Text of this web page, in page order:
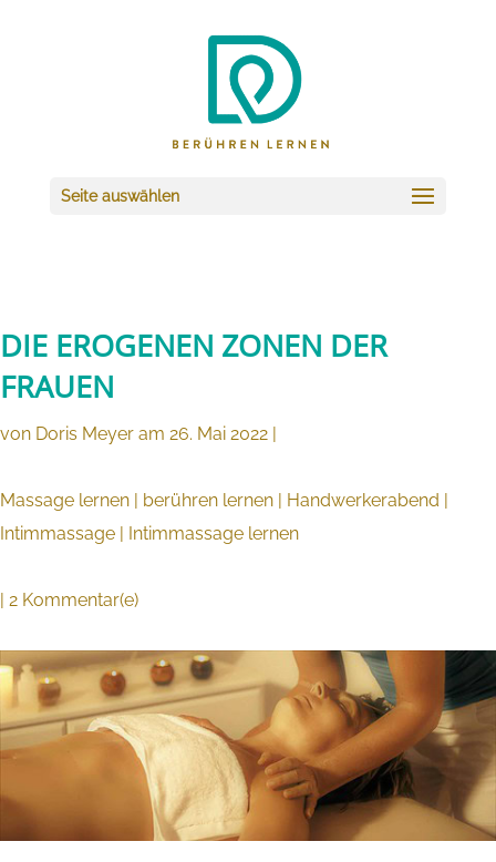
Seite auswählen
DIE EROGENEN ZONEN DER
FRAUEN
von Doris Meyer am 26. Mai 2022 |
Massage lernen | berühren lernen | Handwerkerabend |
Intimmassage | Intimmassage lernen
| 2 Kommentar(e)